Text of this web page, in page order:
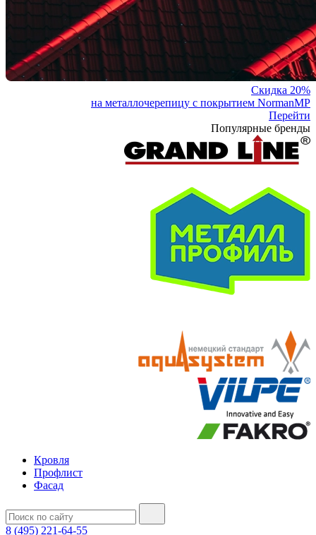
Скидка 20%
на металлочерепицу с покрытием NormanMP
Перейти
Популярные бренды
Кровля
Профлист
Фасад
8 (495) 221-64-55